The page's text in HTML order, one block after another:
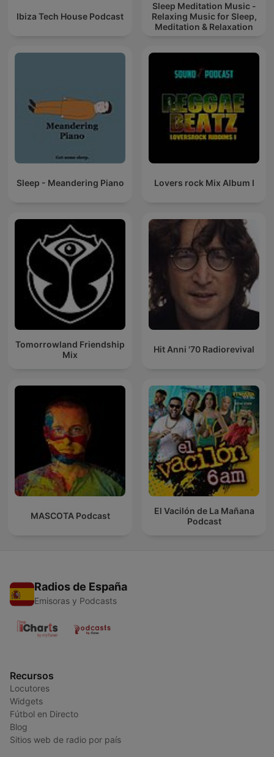
Ibiza Tech House Podcast
Sleep Meditation Music -
Relaxing Music for Sleep,
Meditation & Relaxation
Sleep - Meandering Piano Lovers rock Mix Album I
Tomorrowland Friendship
Mix
Hit Anni '70 Radiorevival
MASCOTA Podcast
El Vacilón de La Mañana
Podcast
Radios de España
Emisoras y Podcasts
Recursos
Locutores
Widgets
Fútbol en Directo
Blog
Sitios web de radio por país